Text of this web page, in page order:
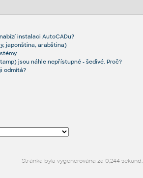
instalaci AutoCADu?
japonština, arabština)
jsou náhle nepřístupné - šedivé. Proč?
odmítá?
Stránka byla vygenerována za 0,244 sekund.